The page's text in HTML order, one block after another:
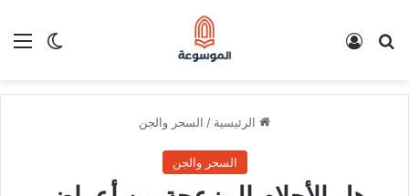
الوضع بحث عن
الرئيسية / السحر والجن
السحر والجن